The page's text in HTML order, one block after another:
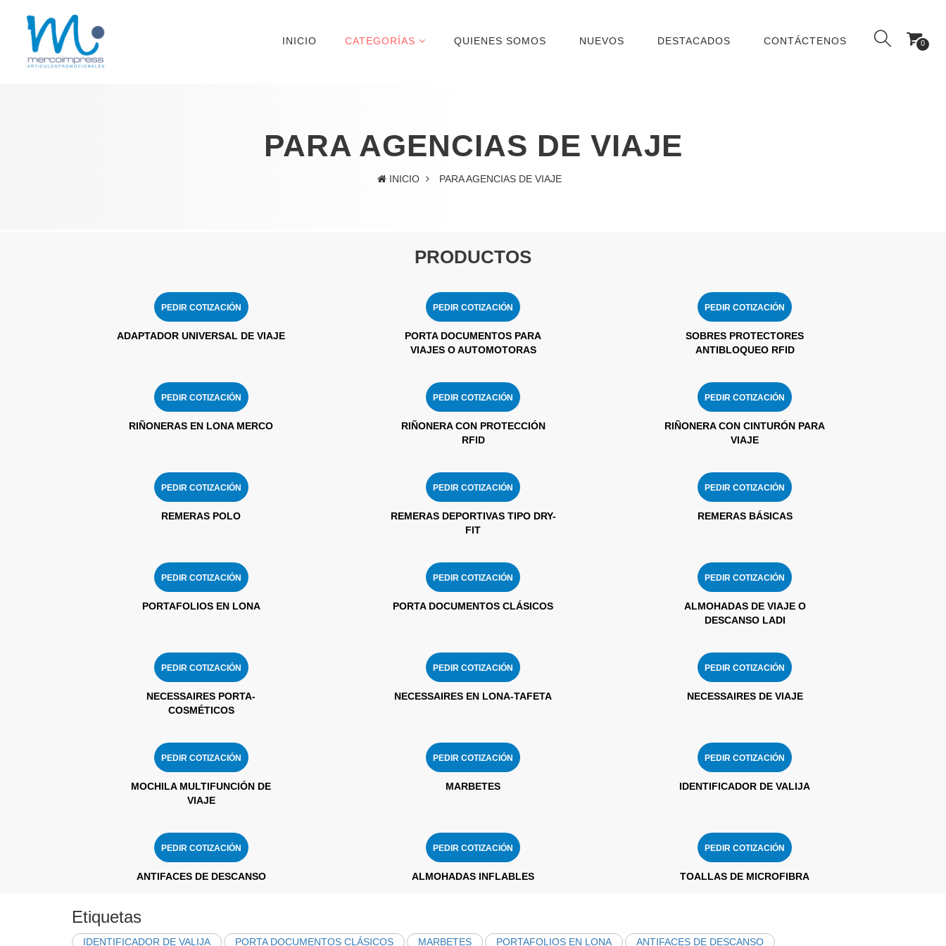
0
INICIO CATEGORÍAS QUIENES SOMOS NUEVOS DESTACADOS CONTÁCTENOS
PARA AGENCIAS DE VIAJE
INICIO PARA AGENCIAS DE VIAJE
PRODUCTOS
PEDIR COTIZACIÓN
ADAPTADOR UNIVERSAL DE VIAJE
PEDIR COTIZACIÓN
PORTA DOCUMENTOS PARA
VIAJES O AUTOMOTORAS
PEDIR COTIZACIÓN
SOBRES PROTECTORES
ANTIBLOQUEO RFID
PEDIR COTIZACIÓN
RIÑONERAS EN LONA MERCO
PEDIR COTIZACIÓN
RIÑONERA CON PROTECCIÓN
RFID
PEDIR COTIZACIÓN
RIÑONERA CON CINTURÓN PARA
VIAJE
PEDIR COTIZACIÓN
REMERAS POLO
PEDIR COTIZACIÓN
REMERAS DEPORTIVAS TIPO DRY-
FIT
PEDIR COTIZACIÓN
REMERAS BÁSICAS
PEDIR COTIZACIÓN
PORTAFOLIOS EN LONA
PEDIR COTIZACIÓN
PORTA DOCUMENTOS CLÁSICOS
PEDIR COTIZACIÓN
ALMOHADAS DE VIAJE O
DESCANSO LADI
PEDIR COTIZACIÓN
NECESSAIRES PORTA-
COSMÉTICOS
PEDIR COTIZACIÓN
NECESSAIRES EN LONA-TAFETA
PEDIR COTIZACIÓN
NECESSAIRES DE VIAJE
PEDIR COTIZACIÓN
MOCHILA MULTIFUNCIÓN DE
VIAJE
PEDIR COTIZACIÓN
MARBETES
PEDIR COTIZACIÓN
IDENTIFICADOR DE VALIJA
PEDIR COTIZACIÓN
ANTIFACES DE DESCANSO
PEDIR COTIZACIÓN
ALMOHADAS INFLABLES
PEDIR COTIZACIÓN
TOALLAS DE MICROFIBRA
Etiquetas
IDENTIFICADOR DE VALIJA PORTA DOCUMENTOS CLÁSICOS MARBETES PORTAFOLIOS EN LONA ANTIFACES DE DESCANSO